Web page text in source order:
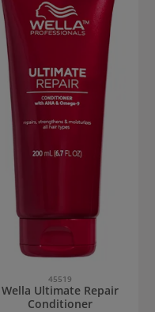
45519
Wella Ultimate Repair
Conditioner